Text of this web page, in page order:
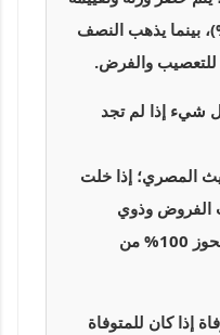
ويأخذ الزوج نصفه (50%)، بينما يذهب النصف
للتعصيب والفرض.
شيء إذا لم تجد
المصري؛ إذا خلت
الفروض وذوي
الأرحام، يتم الرد على الزوج ليحوز 100% من
إذا كان للمتوفاة